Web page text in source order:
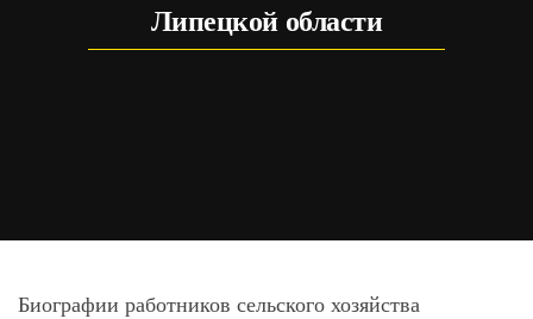
Липецкой области
Биографии работников сельского хозяйства